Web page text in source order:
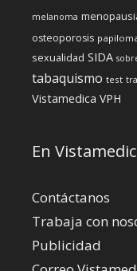
melanoma
osteoporosis
sexualidad SIDA
tabaquismo test
Vistamedica VPH
En
Contáctanos
Trabaja con
Publicidad